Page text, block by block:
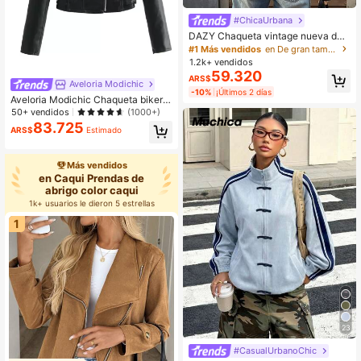
Aveloria Modichic
Aveloria Modichic Chaqueta biker P
U con cremallera
50+ vendidos (1000+)
ARS$83.725 Estimado
Más vendidos
en Caqui Prendas de
abrigo color caqui
1k+ usuarios le dieron 5 estrellas
1
#ChicaUrbana
DAZY Chaqueta vintage nueva de
primavera, estilo corto, ajuste regul
ar, adecuada para mujeres, prenda
exterior para el Día de San Valentín
#1 Más vendidos
en De gran tamaño Ropa de abrigo para mujer
1.2k+ vendidos
ARS$59.320
-10% ¡Últimos 2 días
23
#CasualUrbanoChic